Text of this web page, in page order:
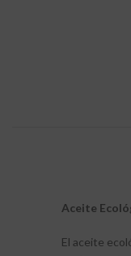
Aceite
El aceite